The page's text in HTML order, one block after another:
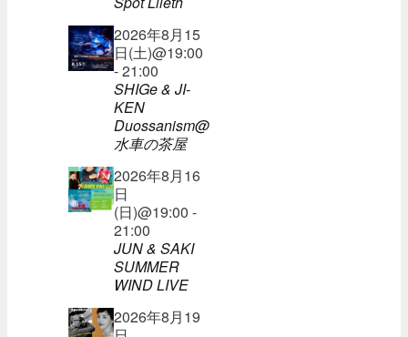
2026年8月15
日(土)@19:00
- 21:00
SHIGe & JI-
KEN
Duossanism@
水車の茶屋
2026年8月16
日
(日)@19:00 -
21:00
JUN & SAKI
SUMMER
WIND LIVE
2026年8月19